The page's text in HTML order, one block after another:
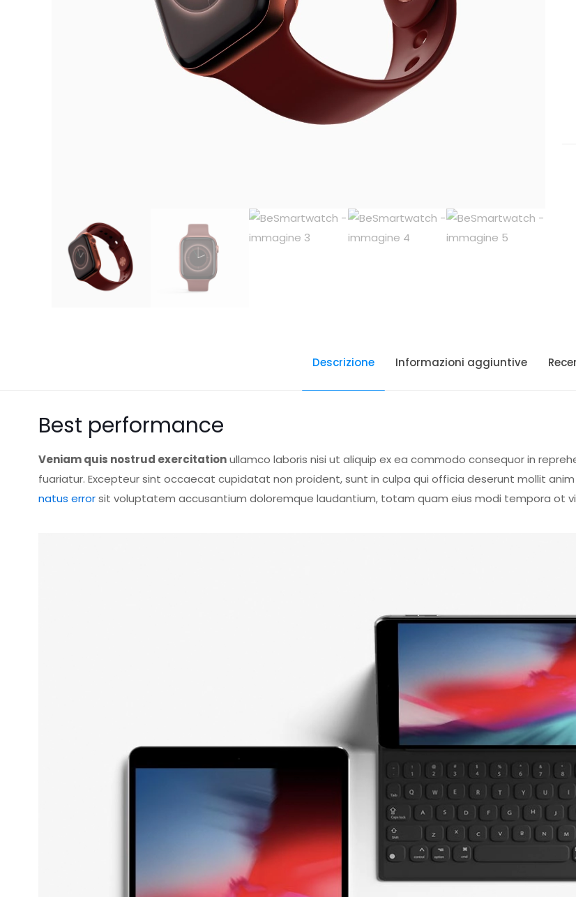
Descrizione Informazioni aggiuntive
Best performance
Veniam quis nostrud exercitationullamco laboris nisi ut aliquip ex ea commodo consequor in
fuariatur. Excepteur sint occaecat cupidatat non proident, sunt in culpa qui officia deserunt mollit
natus errorsit voluptatem accusantium doloremque laudantium, totam quam eius modi tempora ot